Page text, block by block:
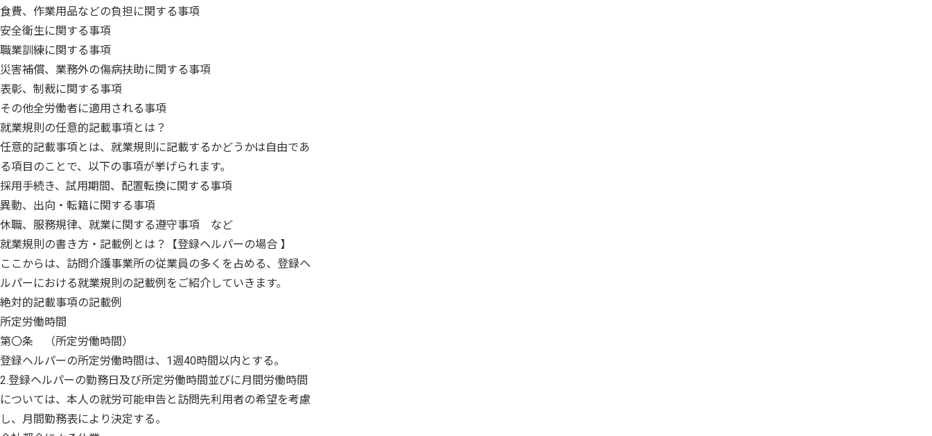
食費、作業用品などの負担に関する事項
安全衛生に関する事項
職業訓練に関する事項
災害補償、業務外の傷病扶助に関する事項
表彰、制裁に関する事項
その他全労働者に適用される事項
就業規則の任意的記載事項とは？
任意的記載事項とは、就業規則に記載するかどうかは自由であ
る項目のことで、以下の事項が挙げられます。
採用手続き、試用期間、配置転換に関する事項
異動、出向・転籍に関する事項
休職、服務規律、就業に関する遵守事項 など
就業規則の書き方・記載例とは？【登録ヘルパーの場合 】
ここからは、訪問介護事業所の従業員の多くを占める、登録ヘ
ルパーにおける就業規則の記載例をご紹介していきます。
絶対的記載事項の記載例
所定労働時間
第〇条 （所定労働時間）
登録ヘルパーの所定労働時間は、1週40時間以内とする。
2.登録ヘルパーの勤務日及び所定労働時間並びに月間労働時間
については、本人の就労可能申告と訪問先利用者の希望を考慮
し、月間勤務表により決定する。